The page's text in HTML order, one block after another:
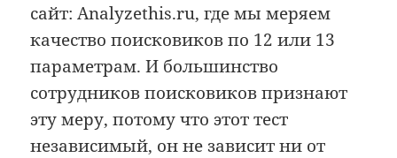
сайт: Analyzethis.ru, где мы меряем
качество поисковиков по 12 или 13
параметрам. И большинство
сотрудников поисковиков признают
эту меру, потому что этот тест
независимый, он не зависит ни от